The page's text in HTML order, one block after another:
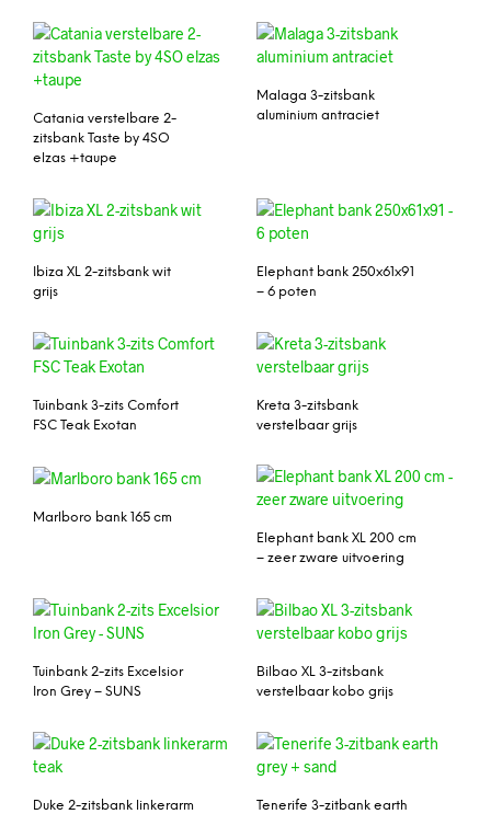
Catania verstelbare 2-
zitsbank Taste by 4SO
elzas +taupe
Malaga 3-zitsbank
aluminium antraciet
Ibiza XL 2-zitsbank wit
grijs
Elephant bank 250x61x91
– 6 poten
Tuinbank 3-zits Comfort
FSC Teak Exotan
Kreta 3-zitsbank
verstelbaar grijs
Marlboro bank 165 cm
Elephant bank XL 200 cm
– zeer zware uitvoering
Tuinbank 2-zits Excelsior
Iron Grey – SUNS
Bilbao XL 3-zitsbank
verstelbaar kobo grijs
Duke 2-zitsbank linkerarm
Tenerife 3-zitbank earth